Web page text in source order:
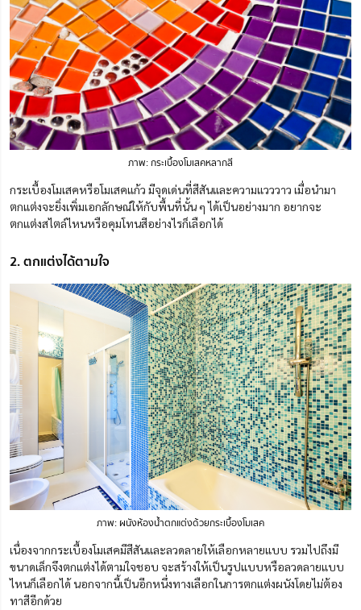
ภาพ: กระเบื้องโมเสคหลากสี
กระเบื้องโมเสคหรือโมเสคแก้ว มีจุดเด่นที่สีสันและความแวววาว เมื่อนำมา
ตกแต่งจะยิ่งเพิ่มเอกลักษณ์ให้กับพื้นที่นั้น ๆ ได้เป็นอย่างมาก อยากจะ
ตกแต่งสไตล์ไหนหรือคุมโทนสีอย่างไรก็เลือกได้
2. ตกแต่งได้ตามใจ
ภาพ: ผนังห้องน้ำตกแต่งด้วยกระเบื้องโมเสค
เนื่องจากกระเบื้องโมเสคมีสีสันและลวดลายให้เลือกหลายแบบ รวมไปถึงมี
ขนาดเล็กจึงตกแต่งได้ตามใจชอบ จะสร้างให้เป็นรูปแบบหรือลวดลายแบบ
ไหนก็เลือกได้ นอกจากนี้เป็นอีกหนึ่งทางเลือกในการตกแต่งผนังโดยไม่ต้อง
ทาสีอีกด้วย